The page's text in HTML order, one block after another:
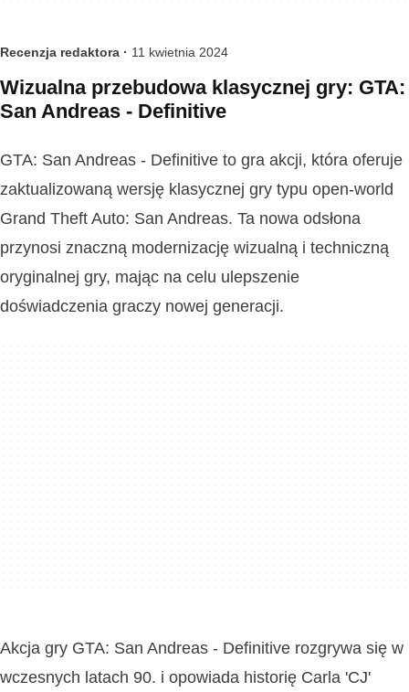
Recenzja redaktora · 11 kwietnia 2024
Wizualna przebudowa klasycznej gry: GTA:
San Andreas - Definitive
GTA: San Andreas - Definitive to gra akcji, która oferuje
zaktualizowaną wersję klasycznej gry typu open-world
Grand Theft Auto: San Andreas. Ta nowa odsłona
przynosi znaczną modernizację wizualną i techniczną
oryginalnej gry, mając na celu ulepszenie
doświadczenia graczy nowej generacji.
Akcja gry GTA: San Andreas - Definitive rozgrywa się w
wczesnych latach 90. i opowiada historię Carla 'CJ'